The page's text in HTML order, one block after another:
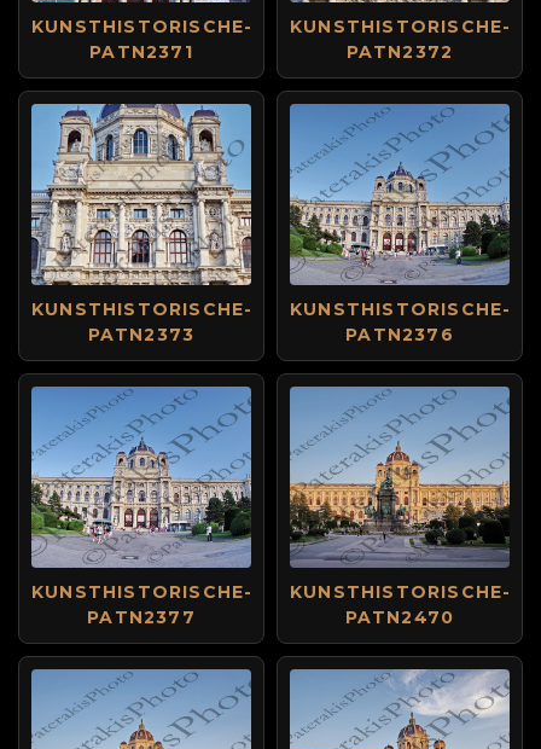
KUNSTHISTORISCHE-
PATN2371
KUNSTHISTORISCHE-
PATN2372
KUNSTHISTORISCHE-
PATN2373
KUNSTHISTORISCHE-
PATN2376
KUNSTHISTORISCHE-
PATN2377
KUNSTHISTORISCHE-
PATN2470